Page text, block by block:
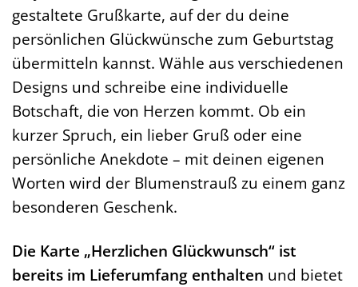
gestaltete Grußkarte, auf der du deine
persönlichen Glückwünsche zum Geburtstag
übermitteln kannst. Wähle aus verschiedenen
Designs und schreibe eine individuelle
Botschaft, die von Herzen kommt. Ob ein
kurzer Spruch, ein lieber Gruß oder eine
persönliche Anekdote – mit deinen eigenen
Worten wird der Blumenstrauß zu einem ganz
besonderen Geschenk.
Die Karte „Herzlichen Glückwunsch“ ist
bereits im Lieferumfang enthalten und bietet